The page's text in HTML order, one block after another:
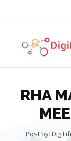
RHA
Post by: